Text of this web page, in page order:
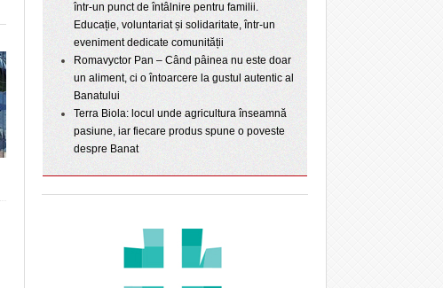
într-un punct de întâlnire pentru familii.
Educație, voluntariat și solidaritate, într-un
eveniment dedicate comunității
Romavyctor Pan – Când pâinea nu este doar
un aliment, ci o întoarcere la gustul autentic al
Banatului
Terra Biola: locul unde agricultura înseamnă
pasiune, iar fiecare produs spune o poveste
despre Banat